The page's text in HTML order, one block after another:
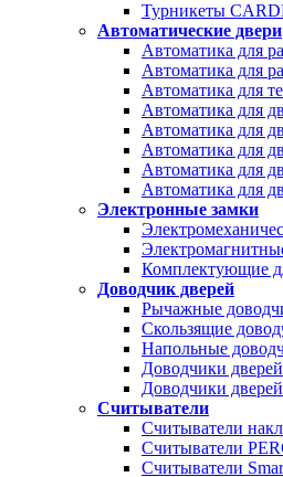
Турникеты
Автоматические двери
Автоматика для
Автоматика для
Автоматика для
Автоматика для
Автоматика для
Автоматика для
Автоматика для
Автоматика для
Электронные замки
Комплектующие
Доводчик дверей
Рычажные
Скользящие
Напольные
Доводчики
Доводчики
Считыватели
Считыватели
Считыватели
Считыватели